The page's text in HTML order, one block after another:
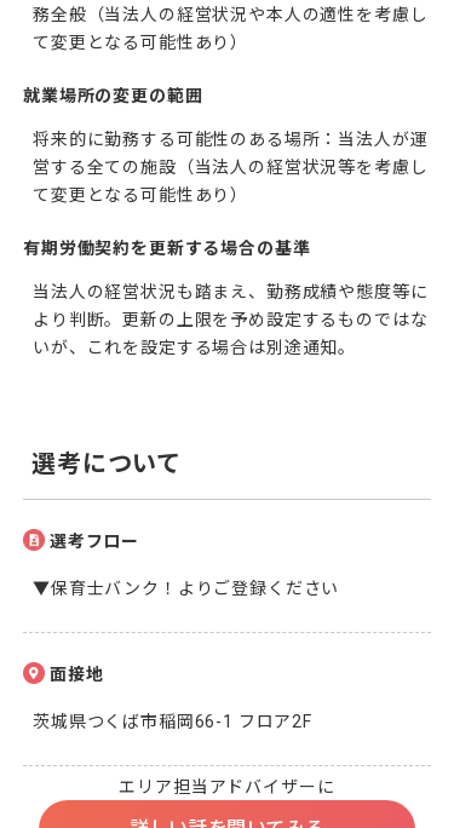
務全般（当法人の経営状況や本人の適性を考慮し
て変更となる可能性あり）
就業場所の変更の範囲
将来的に勤務する可能性のある場所：当法人が運
営する全ての施設（当法人の経営状況等を考慮し
て変更となる可能性あり）
有期労働契約を更新する場合の基準
当法人の経営状況も踏まえ、勤務成績や態度等に
より判断。更新の上限を予め設定するものではな
いが、これを設定する場合は別途通知。
選考について
選考フロー
▼保育士バンク！よりご登録ください
面接地
茨城県つくば市稲岡66-1 フロア2F
エリア担当アドバイザーに